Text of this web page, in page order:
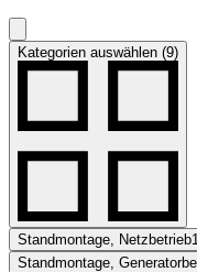
Kategorien auswählen (9)
Standmontage, Netzbetrieb
Standmontage,